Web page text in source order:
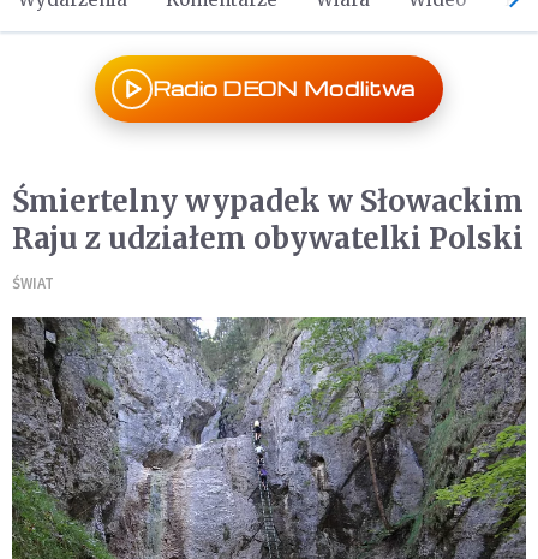
Radio DEON Modlitwa
Śmiertelny wypadek w Słowackim
Raju z udziałem obywatelki Polski
ŚWIAT